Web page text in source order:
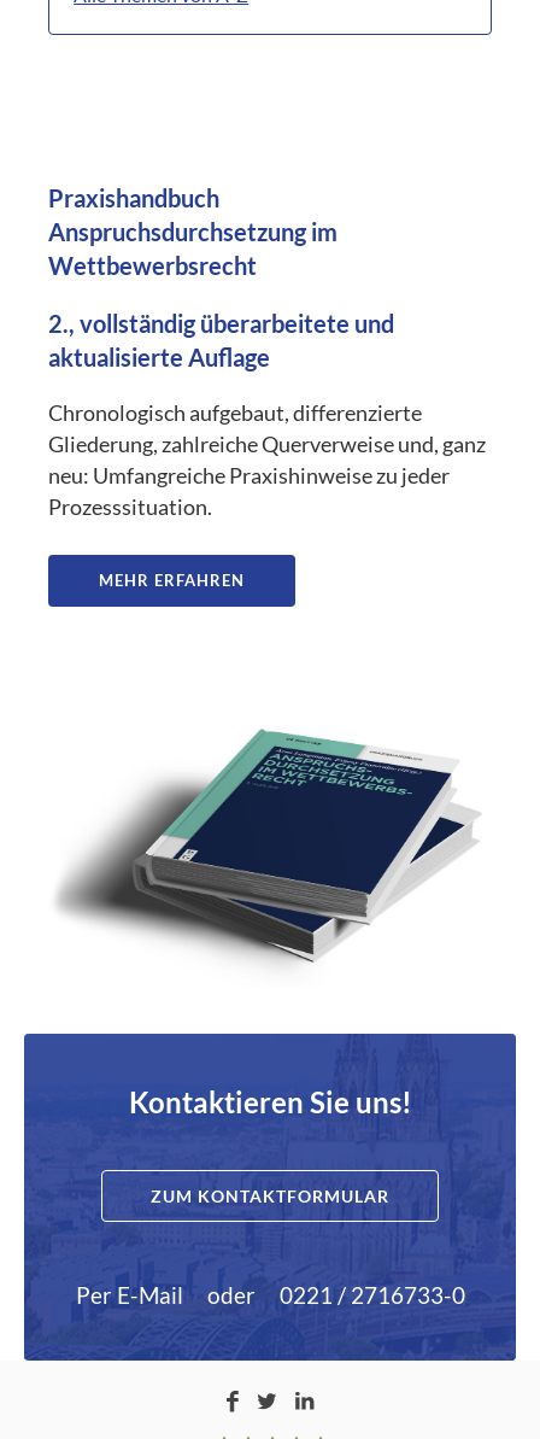
Praxishandbuch
Anspruchsdurchsetzung im
Wettbewerbsrecht
2., vollständig überarbeitete und
aktualisierte Auflage
Chronologisch aufgebaut, differenzierte
Gliederung, zahlreiche Querverweise und, ganz
neu: Umfangreiche Praxishinweise zu jeder
Prozesssituation.
MEHR ERFAHREN
Kontaktieren Sie uns!
ZUM KONTAKTFORMULAR
Per E-Mail oder 0221 / 2716733-0